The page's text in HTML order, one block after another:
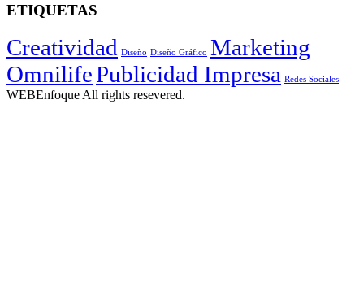
ETIQUETAS
Creatividad Diseño Diseño Gráfico Marketing
OmnilifePublicidad Impresa Redes Sociales
WEBEnfoque All rights resevered.